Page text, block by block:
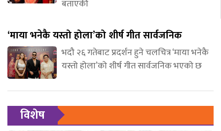
बताएकी
‘माया भनेकै यस्तो होला’को शीर्ष गीत सार्वजनिक
भदौ २६ गतेबाट प्रदर्शन हुने चलचित्र ‘माया भनेकै
यस्तो होला’को शीर्ष गीत सार्वजनिक भएको छ
विशेष